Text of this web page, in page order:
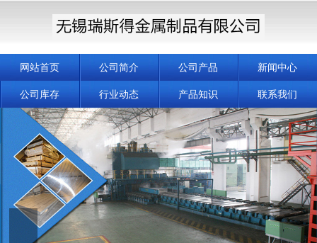
网站首页 公司简介 公司产品 新闻中心
公司库存 行业动态 产品知识 联系我们